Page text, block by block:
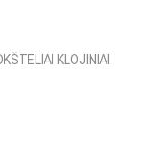
KLOJINIAI